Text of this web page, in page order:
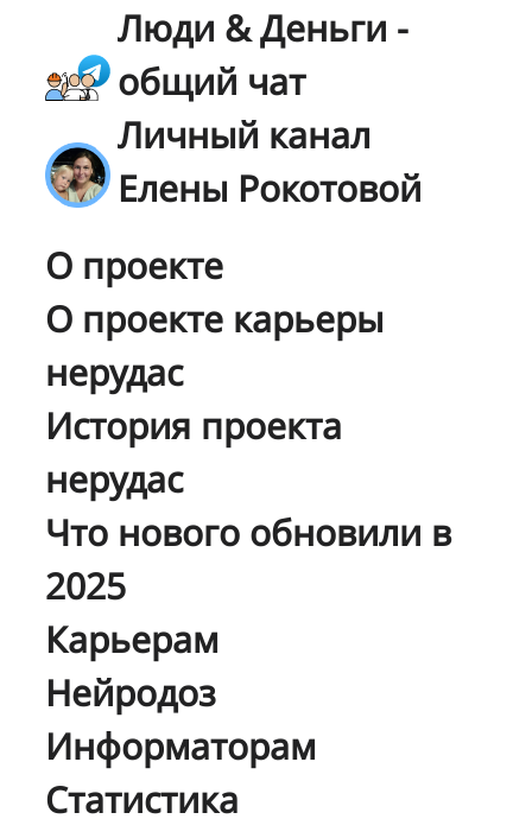
Люди & Деньги -
общий чат
Личный канал
Елены Рокотовой
О проекте
О проекте карьеры
нерудас
История проекта
нерудас
Что нового обновили в
2025
Карьерам
Нейродоз
Информаторам
Статистика